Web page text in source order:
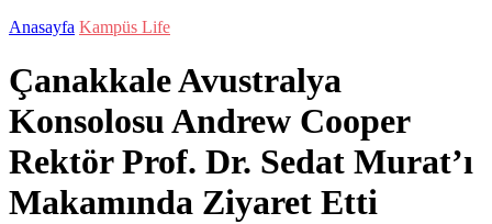
Anasayfa Kampüs Life
Çanakkale Avustralya
Konsolosu Andrew Cooper
Rektör Prof. Dr. Sedat Murat’ı
Makamında Ziyaret Etti